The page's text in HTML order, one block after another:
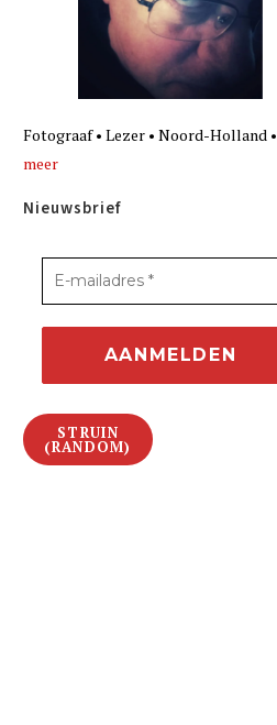
Fotograaf • Lezer • Noord-Holland •
meer
Nieuwsbrief
STRUIN
(RANDOM)